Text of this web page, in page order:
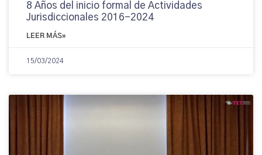
8 Años del inicio formal de Actividades
Jurisdiccionales 2016-2024
LEER MÁS»
15/03/2024